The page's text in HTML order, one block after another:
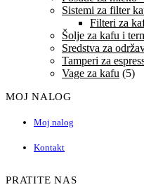
Sistemi za filter
Filteri za
Šolje za kafu i
Sredstva za
Tamperi za
Vage za kafu (5)
MOJ NALOG
Moj nalog
Kontakt
PRATITE NAS